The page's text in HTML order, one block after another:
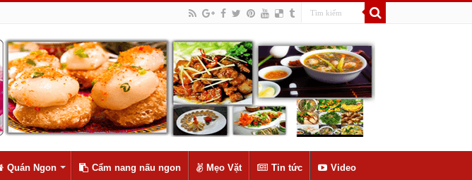
Quán Ngon Cẩm nang nấu ngon Mẹo Vặt Tin tức Video